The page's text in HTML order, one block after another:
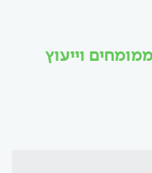
וייעוץ